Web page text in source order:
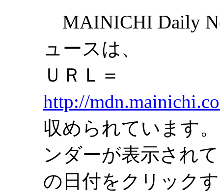
MAINICHI Daily
ュースは、
ＵＲＬ＝
http://
収められています
ンダーが表示され
の日付をクリック